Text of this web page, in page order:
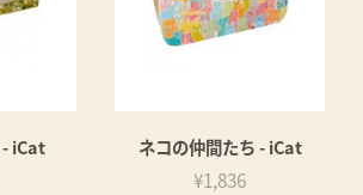
iCat ネコの仲間たち - iCat
¥1,836